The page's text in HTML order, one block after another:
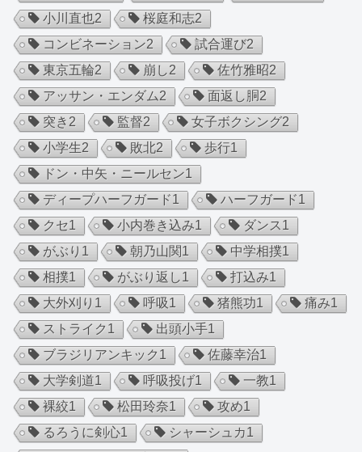
小川直也2 桜庭和志2
コンビネーション2 試合運び2
東京五輪2 崩し2 佐竹雅昭2
アッサン・エンダム2 面返し胴 2
突き 2 監督2 女子ボクシング2
小学生2 敗北2 歩行1
ドン・中矢・ニールセン1
ディープハーフガード1 ハーフガード1
クセ1 小内巻き込み1 ダンス1
がぶり 1 朝乃山関1 中学相撲1
相撲1 がぶり返し1 打込み1
大外刈り 1 呼吸1 猪熊功1 痛み1
ストライク1 出頭小手1
ブラジリアンキック1 佐藤幸治1
大学剣道1 呼吸投げ1 一教1
裸絞1 松田玲奈1 攻め1
るろうに剣心1 シャーシュカ1